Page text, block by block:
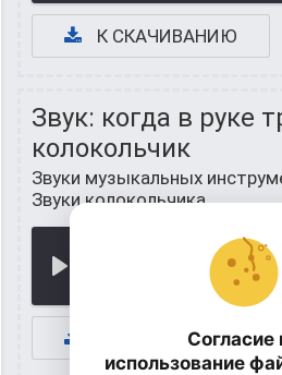
К СКАЧИВАНИЮ
Звук: когда в руке
колокольчик
Звуки музыкальных
Звуки колокольчика
К СКАЧИВАНИЮ
Согласие
использование